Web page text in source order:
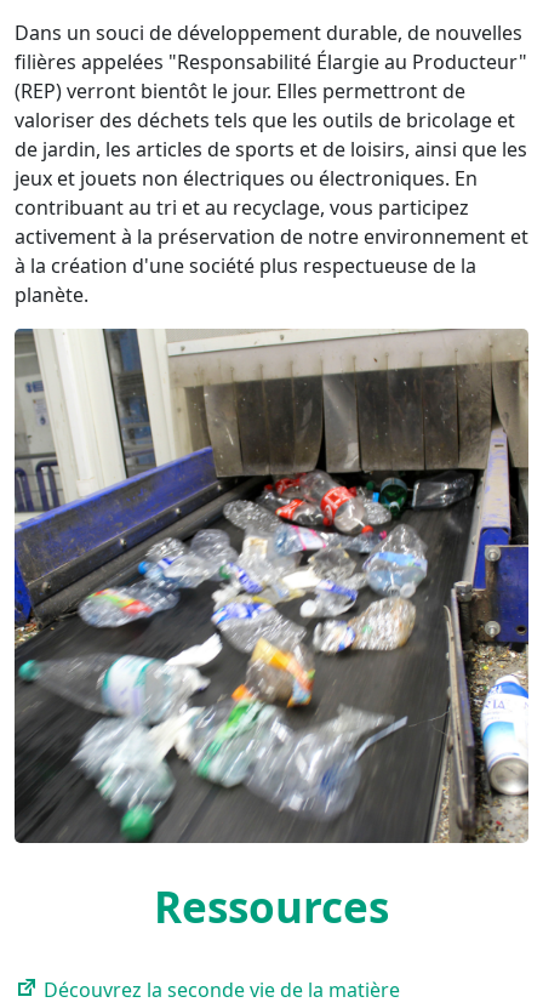
Dans un souci de développement durable, de nouvelles
filières appelées "Responsabilité Élargie au Producteur"
(REP) verront bientôt le jour. Elles permettront de
valoriser des déchets tels que les outils de bricolage et
de jardin, les articles de sports et de loisirs, ainsi que les
jeux et jouets non électriques ou électroniques. En
contribuant au tri et au recyclage, vous participez
activement à la préservation de notre environnement et
à la création d'une société plus respectueuse de la
planète.
Ressources
Découvrez la seconde vie de la matière